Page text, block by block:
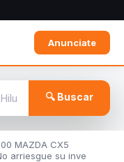
Anunciate
🔍 Buscar
MAZDA CX5
arriesgue su inve